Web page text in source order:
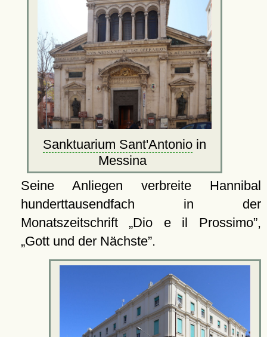
Sanktuarium Sant'Antonioin
Messina
Seine Anliegen verbreite Hannibal
hunderttausendfach in der
Monatszeitschrift Dio e il Prossimo ,
Gott und der Nächste .